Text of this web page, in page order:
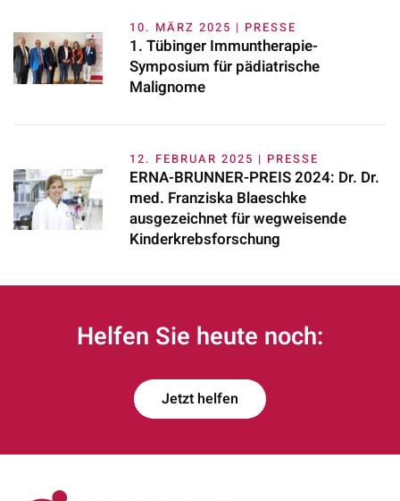
10. MÄRZ 2025 | PRESSE
1. Tübinger Immuntherapie-
Symposium für pädiatrische
Malignome
12. FEBRUAR 2025 | PRESSE
ERNA-BRUNNER-PREIS 2024: Dr. Dr.
med. Franziska Blaeschke
ausgezeichnet für wegweisende
Kinderkrebsforschung
Helfen Sie heute noch:
Jetzt helfen